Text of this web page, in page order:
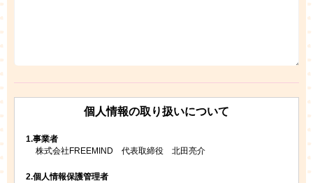
個人情報の取り扱いについて
1.事業者
株式会社FREEMIND 代表取締役 北田亮介
2.個人情報保護管理者